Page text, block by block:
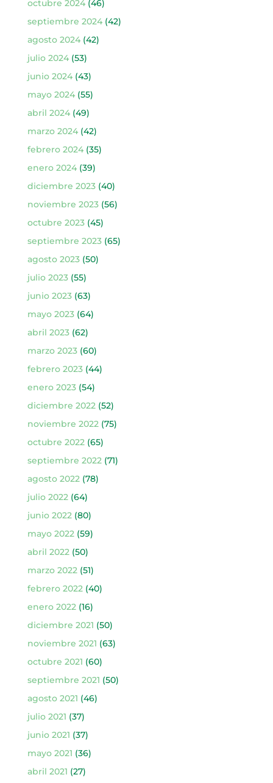
octubre 2024(46)
septiembre 2024(42)
agosto 2024(42)
julio 2024(53)
junio 2024(43)
mayo 2024(55)
abril 2024(49)
marzo 2024(42)
febrero 2024(35)
enero 2024(39)
diciembre 2023(40)
noviembre 2023(56)
octubre 2023(45)
septiembre 2023(65)
agosto 2023(50)
julio 2023(55)
junio 2023(63)
mayo 2023(64)
abril 2023(62)
marzo 2023(60)
febrero 2023(44)
enero 2023(54)
diciembre 2022(52)
noviembre 2022(75)
octubre 2022(65)
septiembre 2022(71)
agosto 2022(78)
julio 2022(64)
junio 2022(80)
mayo 2022(59)
abril 2022(50)
marzo 2022(51)
febrero 2022(40)
enero 2022(16)
diciembre 2021 (50)
noviembre 2021 (63)
octubre 2021 (60)
septiembre 2021 (50)
agosto 2021 (46)
julio 2021 (37)
junio 2021 (37)
mayo 2021 (36)
abril 2021 (27)